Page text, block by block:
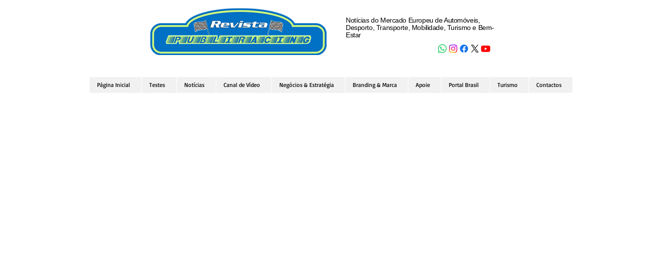
Notícias do Mercado Europeu de Automóveis,
Desporto, Transporte, Mobilidade, Turismo e Bem-
Estar
Página Inicial Testes Notícias Canal de Vídeo Negócios & Estratégia Branding & Marca Apoie Portal Brasil Turismo Contactos